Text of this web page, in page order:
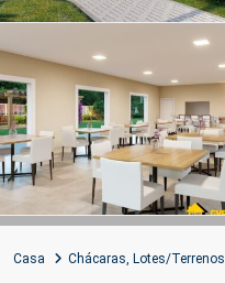
Casa Chácaras, Lotes/Terrenos